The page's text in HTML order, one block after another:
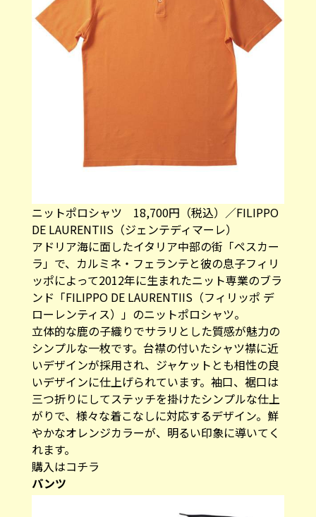
ニットポロシャツ 18,700円（税込）／FILIPPO
DE LAURENTIIS（ジェンテディマーレ）
アドリア海に面したイタリア中部の街「ペスカー
ラ」で、カルミネ・フェランテと彼の息子フィリ
ッポによって2012年に生まれたニット専業のブラ
ンド「FILIPPO DE LAURENTIIS（フィリッポ デ
ローレンティス）」のニットポロシャツ。
立体的な鹿の子織りでサラリとした質感が魅力の
シンプルな一枚です。台襟の付いたシャツ襟に近
いデザインが採用され、ジャケットとも相性の良
いデザインに仕上げられています。袖口、裾口は
三つ折りにしてステッチを掛けたシンプルな仕上
がりで、様々な着こなしに対応するデザイン。鮮
やかなオレンジカラーが、明るい印象に導いてく
れます。
購入はコチラ
パンツ